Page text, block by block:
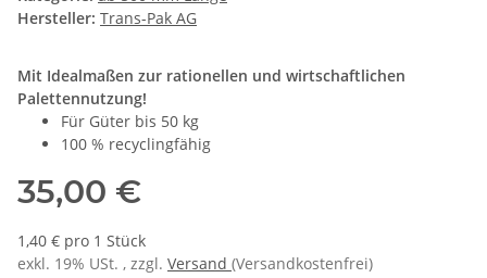
Hersteller: Trans-Pak AG
Mit Idealmaßen zur rationellen und wirtschaftlichen
Palettennutzung!
Für Güter bis 50 kg
100 % recyclingfähig
35,00 €
1,40 € pro 1 Stück
exkl. 19% USt. , zzgl. Versand (Versandkostenfrei)